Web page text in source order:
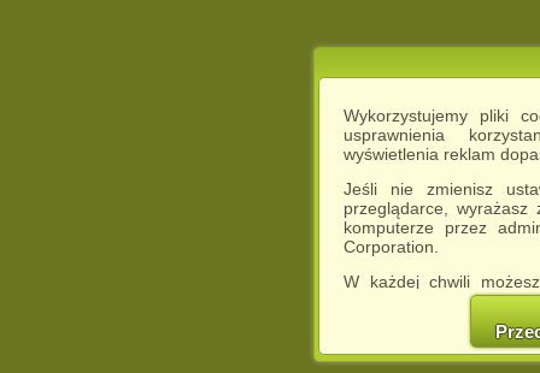
Wykorzystujemy pliki
usprawnienia
wyświetlenia reklam
Jeśli nie zmienisz
przeglądarce,
komputerze przez
Corporation.
W każdej chwili
cookies w swojej
w naszej
http://chomikuj.pl/